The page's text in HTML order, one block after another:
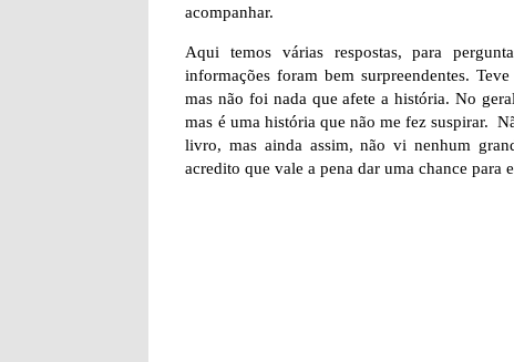
acompanhar.
Aqui temos várias respostas, para
informações foram bem surpreendentes.
mas não foi nada que afete a história. No
mas é uma história que não me fez suspirar.
livro, mas ainda assim, não vi nenhum
acredito que vale a pena dar uma chance para